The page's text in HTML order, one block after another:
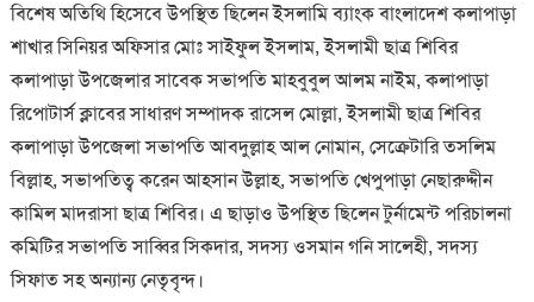
বিশেষ অতিথি হিসেবে উপস্থিত ছিলেন ইসলামি ব্যাংক বাংলাদেশ কলাপাড়া
শাখার সিনিয়র অফিসার মোঃ সাইফুল ইসলাম, ইসলামী ছাত্র শিবির
কলাপাড়া উপজেলার সাবেক সভাপতি মাহবুবুল আলম নাইম, কলাপাড়া
রিপোটার্স ক্লাবের সাধারণ সম্পাদক রাসেল মোল্লা, ইসলামী ছাত্র শিবির
কলাপাড়া উপজেলা সভাপতি আবদুল্লাহ আল নোমান, সেক্রেটারি তসলিম
বিল্লাহ, সভাপতিত্ব করেন আহসান উল্লাহ, সভাপতি খেপুপাড়া নেছারুদ্দীন
কামিল মাদরাসা ছাত্র শিবির। এ ছাড়াও উপস্থিত ছিলেন টুর্নামেন্ট পরিচালনা
কমিটির সভাপতি সাব্বির সিকদার, সদস্য ওসমান গনি সালেহী, সদস্য
সিফাত সহ অন্যান্য নেতৃবৃন্দ।